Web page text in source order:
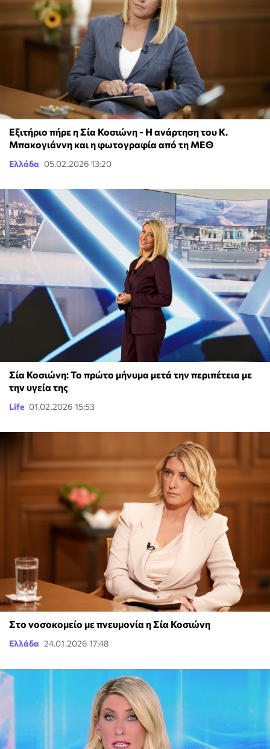
Εξιτήριο πήρε η Σία Κοσιώνη - Η ανάρτηση του Κ.
Μπακογιάννη και η φωτογραφία από τη ΜΕΘ
Ελλάδα 05.02.2026 13:20
Σία Κοσιώνη: Το πρώτο μήνυμα μετά την περιπέτεια με
την υγεία της
Life 01.02.2026 15:53
Στο νοσοκομείο με πνευμονία η Σία Κοσιώνη
Ελλάδα 24.01.2026 17:48